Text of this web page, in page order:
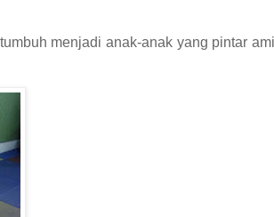
menjadi anak-anak yang pintar